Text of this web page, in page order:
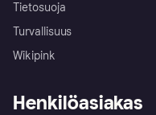
Tietosuoja
Turvallisuus
Wikipink
Henkilöasiakas